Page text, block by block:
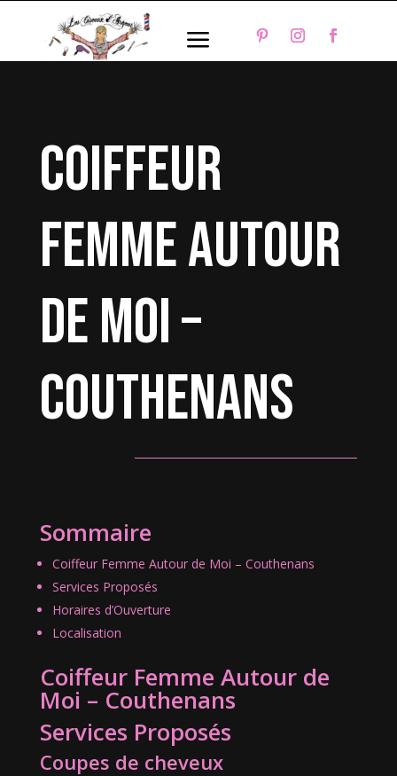
a
coiffeur
femme autour
de moi –
Couthenans
Sommaire
Coiffeur Femme Autour de Moi – Couthenans
Services Proposés
Horaires d’Ouverture
Localisation
Coiffeur Femme Autour de
Moi – Couthenans
Services Proposés
Coupes de cheveux